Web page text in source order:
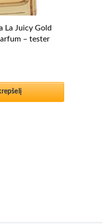
La Juicy Gold
– tester